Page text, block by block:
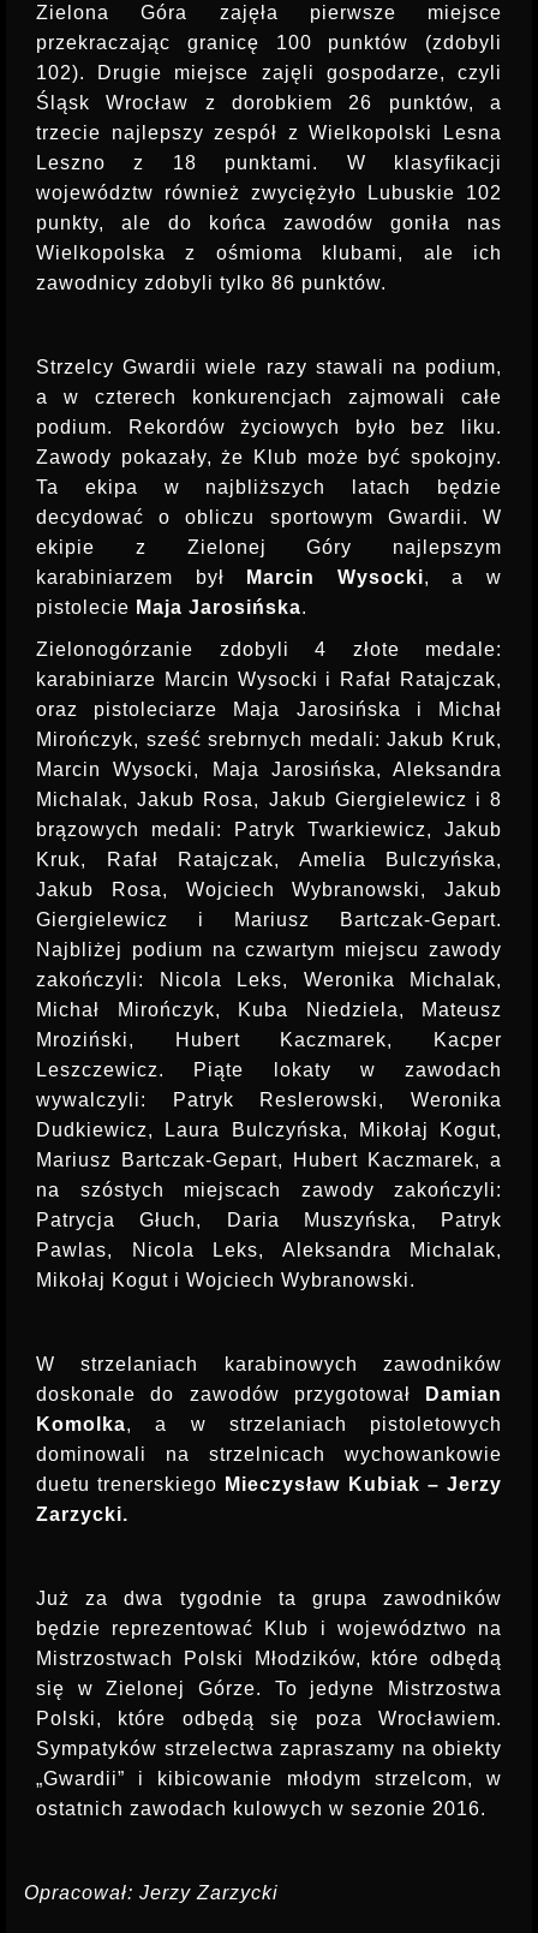
Zielona Góra zajęła pierwsze miejsce
przekraczając granicę 100 punktów (zdobyli
102). Drugie miejsce zajęli gospodarze, czyli
Śląsk Wrocław z dorobkiem 26 punktów, a
trzecie najlepszy zespół z Wielkopolski Lesna
Leszno z 18 punktami. W klasyfikacji
województw również zwyciężyło Lubuskie 102
punkty, ale do końca zawodów goniła nas
Wielkopolska z ośmioma klubami, ale ich
zawodnicy zdobyli tylko 86 punktów.
Strzelcy Gwardii wiele razy stawali na podium,
a w czterech konkurencjach zajmowali całe
podium. Rekordów życiowych było bez liku.
Zawody pokazały, że Klub może być spokojny.
Ta ekipa w najbliższych latach będzie
decydować o obliczu sportowym Gwardii. W
ekipie z Zielonej Góry najlepszym
karabiniarzem był
Marcin Wysocki, a w
pistolecie Maja Jarosińska.
Zielonogórzanie zdobyli 4 złote medale:
karabiniarze Marcin Wysocki i Rafał Ratajczak,
oraz pistoleciarze Maja Jarosińska i Michał
Mirończyk, sześć srebrnych medali: Jakub Kruk,
Marcin Wysocki, Maja Jarosińska, Aleksandra
Michalak, Jakub Rosa, Jakub Giergielewicz i 8
brązowych medali: Patryk Twarkiewicz, Jakub
Kruk, Rafał Ratajczak, Amelia Bulczyńska,
Jakub Rosa, Wojciech Wybranowski, Jakub
Giergielewicz i Mariusz Bartczak-Gepart.
Najbliżej podium na czwartym miejscu zawody
zakończyli: Nicola Leks, Weronika Michalak,
Michał Mirończyk, Kuba Niedziela, Mateusz
Mroziński, Hubert Kaczmarek, Kacper
Leszczewicz. Piąte lokaty w zawodach
wywalczyli: Patryk Reslerowski, Weronika
Dudkiewicz, Laura Bulczyńska, Mikołaj Kogut,
Mariusz Bartczak-Gepart, Hubert Kaczmarek, a
na szóstych miejscach zawody zakończyli:
Patrycja Głuch, Daria Muszyńska, Patryk
Pawlas, Nicola Leks, Aleksandra Michalak,
Mikołaj Kogut i Wojciech Wybranowski.
W strzelaniach karabinowych zawodników
doskonale do zawodów przygotował
Damian
Komolka, a w strzelaniach pistoletowych
dominowali na strzelnicach wychowankowie
duetu trenerskiego Mieczysław Kubiak – Jerzy
Zarzycki.
Już za dwa tygodnie ta grupa zawodników
będzie reprezentować Klub i województwo na
Mistrzostwach Polski Młodzików, które odbędą
się w Zielonej Górze. To jedyne Mistrzostwa
Polski, które odbędą się poza Wrocławiem.
Sympatyków strzelectwa zapraszamy na obiekty
„Gwardii” i kibicowanie młodym strzelcom, w
ostatnich zawodach kulowych w sezonie 2016.
Opracował: Jerzy Zarzycki